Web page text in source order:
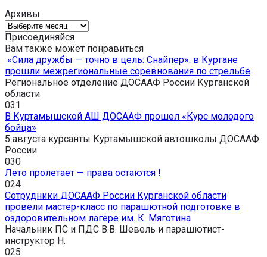
Архивы
Архивы
Присоединяйся
Вам также может понравиться
«Сила дружбы — точно в цель: Снайпер»: в Кургане
прошли межрегиональные соревнования по стрельбе
Региональное отделение ДОСААФ России Курганской
области
031
В Куртамышской АШ ДОСААФ прошел «Курс молодого
бойца»
5 августа курсанты Куртамышской автошколы ДОСААФ
России
030
Лето пролетает — права остаются !
024
Сотрудники ДОСААФ России Курганской области
провели мастер-класс по парашютной подготовке в
оздоровительном лагере им. К. Мяготина
Начальник ПС и ПДС В.В. Шевель и парашютист-
инструктор Н.
025